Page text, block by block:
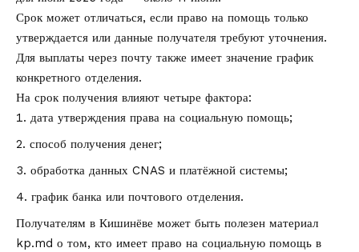
Срок может отличаться, если право на помощь только
утверждается или данные получателя требуют уточнения.
Для выплаты через почту также имеет значение график
конкретного отделения.
На срок получения влияют четыре фактора:
дата утверждения права на социальную помощь;
способ получения денег;
обработка данных CNAS и платёжной системы;
график банка или почтового отделения.
Получателям в Кишинёве может быть полезен материал
kp.md о том, кто имеет право на социальную помощь в